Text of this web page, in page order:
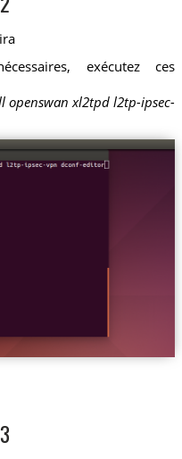
exécutez ces
openswan xl2tpd l2tp-ipsec-